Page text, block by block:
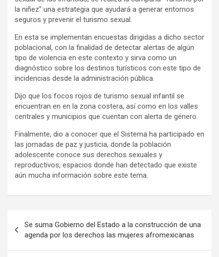
la niñez” una estrategia que ayudará a generar entornos
seguros y prevenir el turismo sexual.
En esta se implementan encuestas dirigidas a dicho sector
poblacional, con la finalidad de detectar alertas de algún
tipo de violencia en este contexto y sirva como un
diagnóstico sobre los destinos turísticos con este tipo de
incidencias desde la administración pública.
Dijo que los focos rojos de turismo sexual infantil se
encuentran en en la zona costera, así como en los valles
centrales y municipios que cuentan con alerta de género.
Finalmente, dio a conocer que el Sistema ha participado en
las jornadas de paz y justicia, donde la población
adolescente conoce sus derechos sexuales y
reproductivos, espacios donde han detectado que existe
aún mucha información sobre este tema.
de
entradas
Se suma Gobierno del Estado a la construcción de una
agenda por los derechos las mujeres afromexicanas